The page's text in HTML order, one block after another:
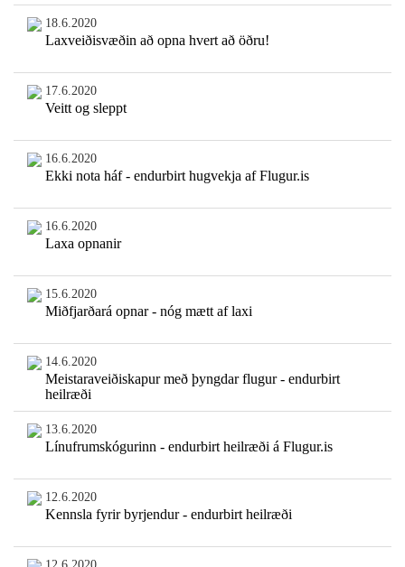
18.6.2020
Laxveiðisvæðin að opna hvert að öðru!
17.6.2020
Veitt og sleppt
16.6.2020
Ekki nota háf - endurbirt hugvekja af Flugur.is
16.6.2020
Laxa opnanir
15.6.2020
Miðfjarðará opnar - nóg mætt af laxi
14.6.2020
Meistaraveiðiskapur með þyngdar flugur - endurbirt
heilræði
13.6.2020
Línufrumskógurinn - endurbirt heilræði á Flugur.is
12.6.2020
Kennsla fyrir byrjendur - endurbirt heilræði